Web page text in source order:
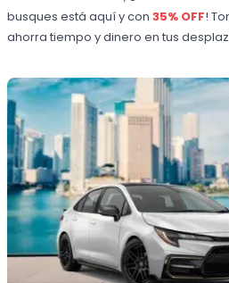
busques está aquí y con35% OFF!
ahorra tiempo y dinero en tus